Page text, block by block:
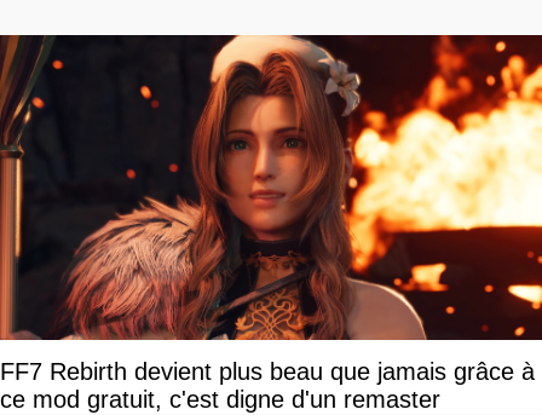
FF7 Rebirth devient plus beau que jamais grâce à
ce mod gratuit, c'est digne d'un remaster